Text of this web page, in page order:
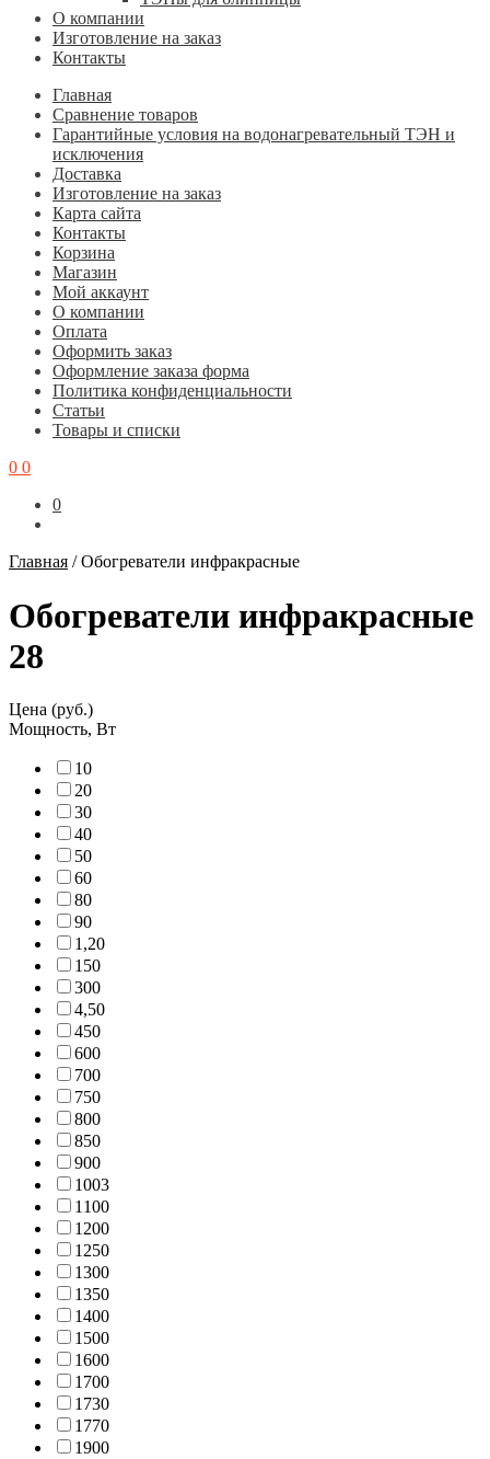
О компании
Изготовление на заказ
Контакты
Главная
Cравнение товаров
Гарантийные условия на водонагревательный ТЭН и
исключения
Доставка
Изготовление на заказ
Карта сайта
Контакты
Корзина
Магазин
Мой аккаунт
О компании
Оплата
Оформить заказ
Оформление заказа форма
Политика конфиденциальности
Статьи
Товары и списки
0 0
0
Главная /Обогреватели инфракрасные
Обогреватели инфракрасные
28
Цена (руб.)
Мощность, Вт
10
20
30
40
50
60
80
90
1,20
150
300
4,50
450
600
700
750
800
850
900
1003
1100
1200
1250
1300
1350
1400
1500
1600
1700
1730
1770
1900